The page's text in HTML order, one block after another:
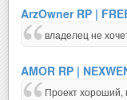
ArzOwner RP |
владелец не
AMOR RP |
Проект хороший,